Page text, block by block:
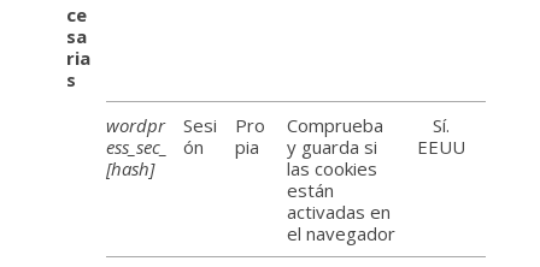
ce
sa
ria
s
wordpr
ess_sec_
[hash]
Sesi
ón
Pro
pia
Comprueba
y guarda si
las cookies
están
activadas en
el navegador
Sí.
EEUU